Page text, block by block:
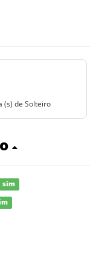
(s) de Solteiro
sim